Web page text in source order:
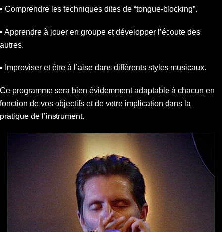
▪︎ Comprendre les techniques dites de “tongue-blocking”.
▪︎ Apprendre à jouer en groupe et développer l’écoute des
autres.
▪︎ Improviser et être à l’aise dans différents styles musicaux.
Ce programme sera bien évidemment adaptable à chacun en
fonction de vos objectifs et de votre implication dans la
pratique de l’instrument.